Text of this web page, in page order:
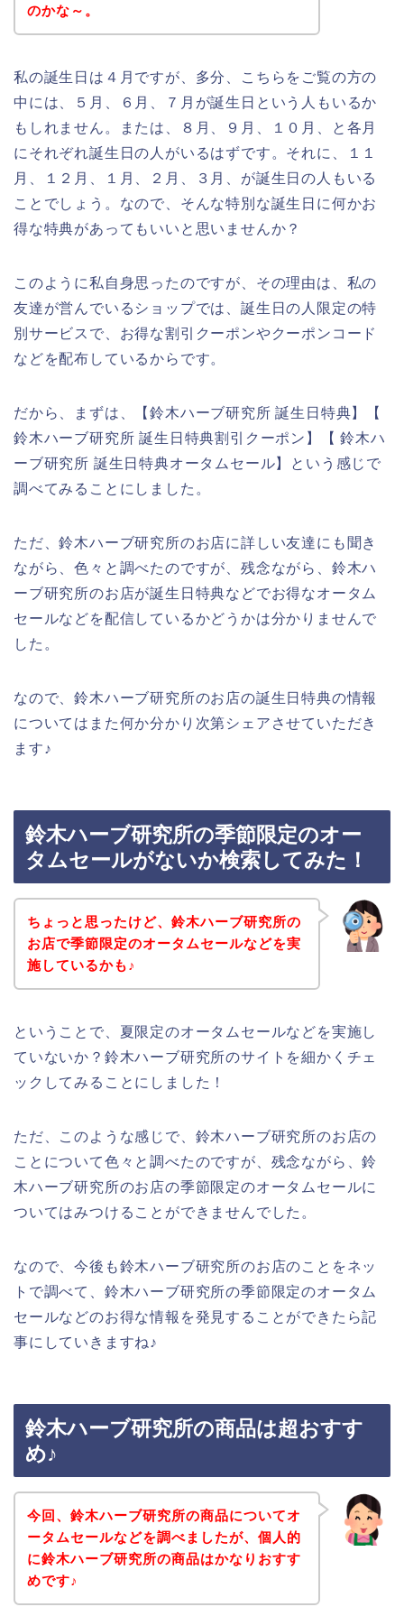
のかな～。
私の誕生日は４月ですが、多分、こちらをご覧の方の
中には、５月、６月、７月が誕生日という人もいるか
もしれません。または、８月、９月、１０月、と各月
にそれぞれ誕生日の人がいるはずです。それに、１１
月、１２月、１月、２月、３月、が誕生日の人もいる
ことでしょう。なので、そんな特別な誕生日に何かお
得な特典があってもいいと思いませんか？
このように私自身思ったのですが、その理由は、私の
友達が営んでいるショップでは、誕生日の人限定の特
別サービスで、お得な割引クーポンやクーポンコード
などを配布しているからです。
だから、まずは、【鈴木ハーブ研究所 誕生日特典】【
鈴木ハーブ研究所 誕生日特典割引クーポン】【 鈴木ハ
ーブ研究所 誕生日特典オータムセール】という感じで
調べてみることにしました。
ただ、鈴木ハーブ研究所のお店に詳しい友達にも聞き
ながら、色々と調べたのですが、残念ながら、鈴木ハ
ーブ研究所のお店が誕生日特典などでお得なオータム
セールなどを配信しているかどうかは分かりませんで
した。
なので、鈴木ハーブ研究所のお店の誕生日特典の情報
についてはまた何か分かり次第シェアさせていただき
ます♪
鈴木ハーブ研究所の季節限定のオー
タムセールがないか検索してみた！
ちょっと思ったけど、鈴木ハーブ研究所の
お店で季節限定のオータムセールなどを実
施しているかも♪
ということで、夏限定のオータムセールなどを実施し
ていないか？鈴木ハーブ研究所のサイトを細かくチェ
ックしてみることにしました！
ただ、このような感じで、鈴木ハーブ研究所のお店の
ことについて色々と調べたのですが、残念ながら、鈴
木ハーブ研究所のお店の季節限定のオータムセールに
ついてはみつけることができませんでした。
なので、今後も鈴木ハーブ研究所のお店のことをネッ
トで調べて、鈴木ハーブ研究所の季節限定のオータム
セールなどのお得な情報を発見することができたら記
事にしていきますね♪
鈴木ハーブ研究所の商品は超おすす
め♪
今回、鈴木ハーブ研究所の商品についてオ
ータムセールなどを調べましたが、個人的
に鈴木ハーブ研究所の商品はかなりおすす
めです♪